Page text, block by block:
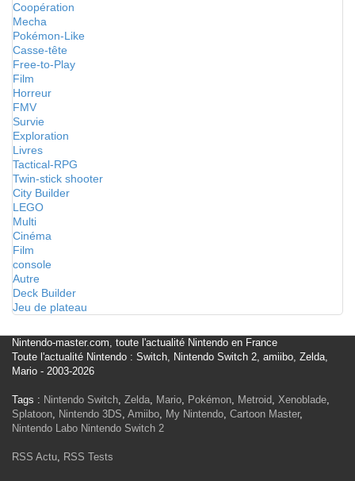
Coopération
Mecha
Pokémon-Like
Casse-tête
Free-to-Play
Film
Horreur
FMV
Survie
Exploration
Livres
Tactical-RPG
Twin-stick shooter
City Builder
LEGO
Multi
Cinéma
Film
console
Autre
Deck Builder
Jeu de plateau
Nintendo-master.com, toute l'actualité Nintendo en France
Toute l'actualité Nintendo : Switch, Nintendo Switch 2, amiibo, Zelda,
Mario - 2003-2026
Tags : Nintendo Switch, Zelda, Mario, Pokémon, Metroid, Xenoblade,
Splatoon, Nintendo 3DS, Amiibo, My Nintendo, Cartoon Master,
Nintendo Labo Nintendo Switch 2
RSS Actu, RSS Tests